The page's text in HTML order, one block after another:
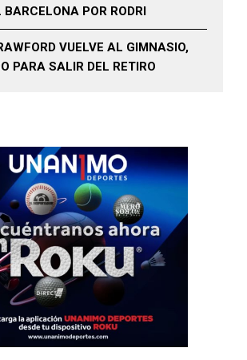
BARCELONA POR RODRI
VUELVE AL GIMNASIO,
PARA SALIR DEL RETIRO